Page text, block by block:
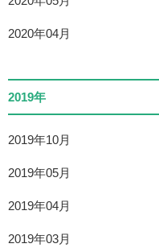
2020年04月
2019年
2019年10月
2019年05月
2019年04月
2019年03月